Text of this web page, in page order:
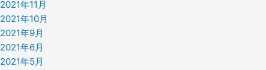
2021年11月
2021年10月
2021年9月
2021年6月
2021年5月